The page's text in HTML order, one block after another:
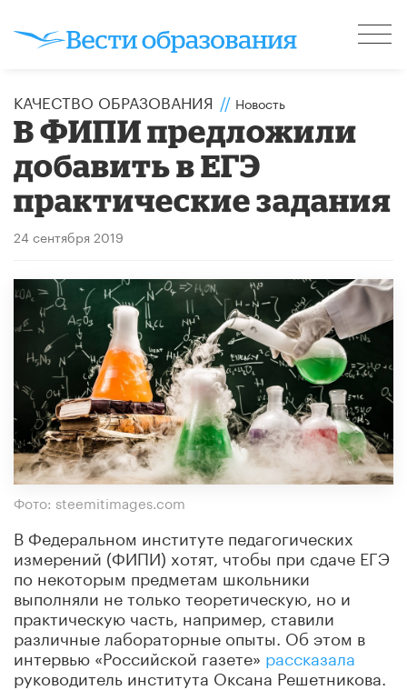
КАЧЕСТВО ОБРАЗОВАНИЯ // Новость
В ФИПИ предложили
добавить в ЕГЭ
практические задания
24 сентября 2019
Фото: steemitimages.com
В Федеральном институте педагогических
измерений (ФИПИ) хотят, чтобы при сдаче ЕГЭ
по некоторым предметам школьники
выполняли не только теоретическую, но и
практическую часть, например, ставили
различные лабораторные опыты. Об этом в
интервью «Российской газете» рассказала
руководитель института Оксана Решетникова.